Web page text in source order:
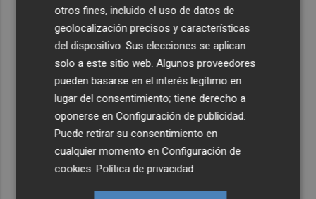
El Villarreal anuncia a sus seis capitanes: Gerard
Moreno, Foyth, Comesaña, Ayoze, Cardona y Logan
Costa
otros fines, incluido el uso de datos de
geolocalización precisos y características
del dispositivo. Sus elecciones se aplican
solo a este sitio web. Algunos proveedores
pueden basarse en el interés legítimo en
lugar del consentimiento; tiene derecho a
oponerse enConfiguración de publicidad.
Puede retirar su consentimiento en
cualquier momento enConfiguración de
cookies.Política de privacidad